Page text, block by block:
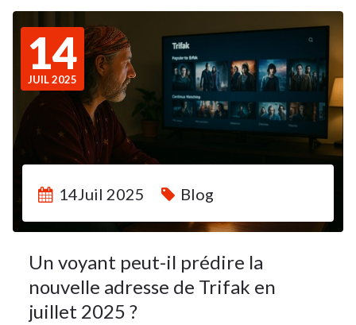
14
JUIL 2025
14Juil 2025 Blog
Un voyant peut-il prédire la
nouvelle adresse de Trifak en
juillet 2025 ?